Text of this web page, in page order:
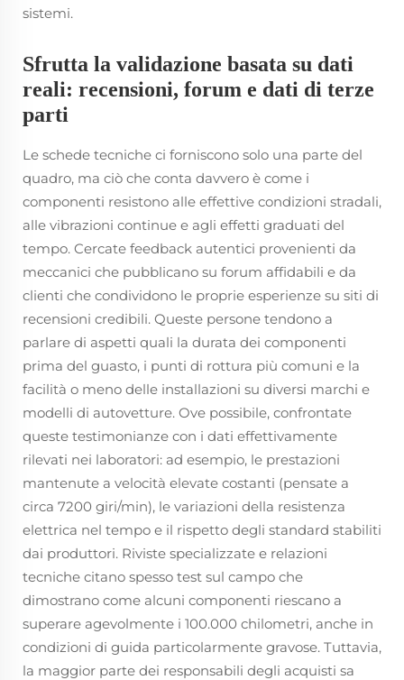
sistemi.
Sfrutta la validazione basata su dati
reali: recensioni, forum e dati di terze
parti
Le schede tecniche ci forniscono solo una parte del
quadro, ma ciò che conta davvero è come i
componenti resistono alle effettive condizioni stradali,
alle vibrazioni continue e agli effetti graduati del
tempo. Cercate feedback autentici provenienti da
meccanici che pubblicano su forum affidabili e da
clienti che condividono le proprie esperienze su siti di
recensioni credibili. Queste persone tendono a
parlare di aspetti quali la durata dei componenti
prima del guasto, i punti di rottura più comuni e la
facilità o meno delle installazioni su diversi marchi e
modelli di autovetture. Ove possibile, confrontate
queste testimonianze con i dati effettivamente
rilevati nei laboratori: ad esempio, le prestazioni
mantenute a velocità elevate costanti (pensate a
circa 7200 giri/min), le variazioni della resistenza
elettrica nel tempo e il rispetto degli standard stabiliti
dai produttori. Riviste specializzate e relazioni
tecniche citano spesso test sul campo che
dimostrano come alcuni componenti riescano a
superare agevolmente i 100.000 chilometri, anche in
condizioni di guida particolarmente gravose. Tuttavia,
la maggior parte dei responsabili degli acquisti sa